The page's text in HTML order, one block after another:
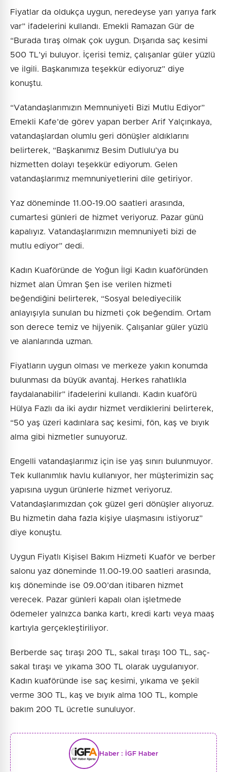
Fiyatlar da oldukça uygun, neredeyse yarı yarıya fark
var” ifadelerini kullandı. Emekli Ramazan Gür de
“Burada tıraş olmak çok uygun. Dışarıda saç kesimi
500 TL’yi buluyor. İçerisi temiz, çalışanlar güler yüzlü
ve ilgili. Başkanımıza teşekkür ediyoruz” diye
konuştu.
“Vatandaşlarımızın Memnuniyeti Bizi Mutlu Ediyor”
Emekli Kafe’de görev yapan berber Arif Yalçınkaya,
vatandaşlardan olumlu geri dönüşler aldıklarını
belirterek, “Başkanımız Besim Dutlulu’ya bu
hizmetten dolayı teşekkür ediyorum. Gelen
vatandaşlarımız memnuniyetlerini dile getiriyor.
Yaz döneminde 11.00-19.00 saatleri arasında,
cumartesi günleri de hizmet veriyoruz. Pazar günü
kapalıyız. Vatandaşlarımızın memnuniyeti bizi de
mutlu ediyor” dedi.
Kadın Kuaföründe de Yoğun İlgi Kadın kuaföründen
hizmet alan Ümran Şen ise verilen hizmeti
beğendiğini belirterek, “Sosyal belediyecilik
anlayışıyla sunulan bu hizmeti çok beğendim. Ortam
son derece temiz ve hijyenik. Çalışanlar güler yüzlü
ve alanlarında uzman.
Fiyatların uygun olması ve merkeze yakın konumda
bulunması da büyük avantaj. Herkes rahatlıkla
faydalanabilir” ifadelerini kullandı. Kadın kuaförü
Hülya Fazlı da iki aydır hizmet verdiklerini belirterek,
“50 yaş üzeri kadınlara saç kesimi, fön, kaş ve bıyık
alma gibi hizmetler sunuyoruz.
Engelli vatandaşlarımız için ise yaş sınırı bulunmuyor.
Tek kullanımlık havlu kullanıyor, her müşterimizin saç
yapısına uygun ürünlerle hizmet veriyoruz.
Vatandaşlarımızdan çok güzel geri dönüşler alıyoruz.
Bu hizmetin daha fazla kişiye ulaşmasını istiyoruz”
diye konuştu.
Uygun Fiyatlı Kişisel Bakım Hizmeti Kuaför ve berber
salonu yaz döneminde 11.00-19.00 saatleri arasında,
kış döneminde ise 09.00’dan itibaren hizmet
verecek. Pazar günleri kapalı olan işletmede
ödemeler yalnızca banka kartı, kredi kartı veya maaş
kartıyla gerçekleştiriliyor.
Berberde saç tıraşı 200 TL, sakal tıraşı 100 TL, saç-
sakal tıraşı ve yıkama 300 TL olarak uygulanıyor.
Kadın kuaföründe ise saç kesimi, yıkama ve şekil
verme 300 TL, kaş ve bıyık alma 100 TL, komple
bakım 200 TL ücretle sunuluyor.
Haber : İGF Haber